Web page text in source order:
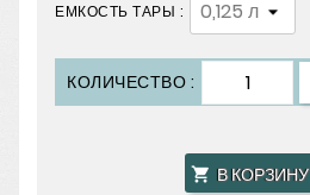
ЕМКОСТЬ ТАРЫ :
КОЛИЧЕСТВО :
 В КОРЗИНУ